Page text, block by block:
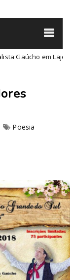
em Lajeado-RS
Poesia